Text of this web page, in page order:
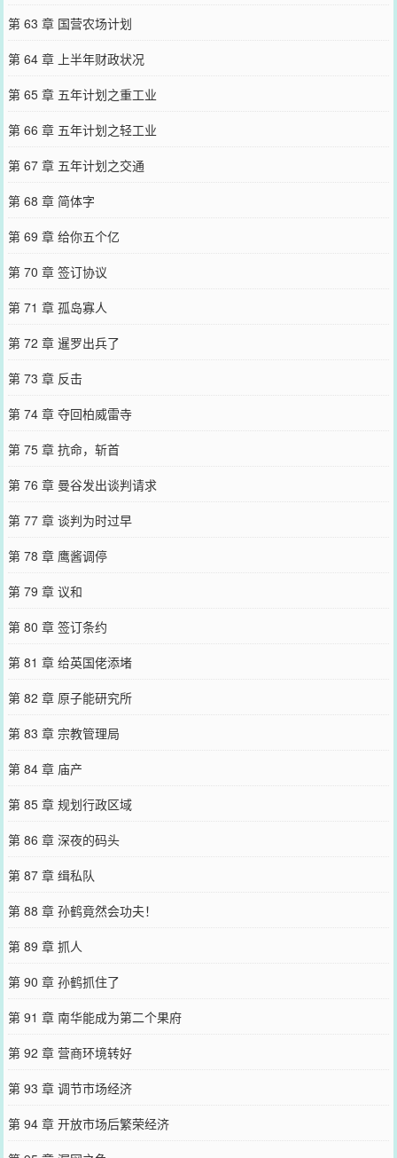
第 63 章 国营农场计划
第 64 章 上半年财政状况
第 65 章 五年计划之重工业
第 66 章 五年计划之轻工业
第 67 章 五年计划之交通
第 68 章 简体字
第 69 章 给你五个亿
第 70 章 签订协议
第 71 章 孤岛寡人
第 72 章 暹罗出兵了
第 73 章 反击
第 74 章 夺回柏威雷寺
第 75 章 抗命，斩首
第 76 章 曼谷发出谈判请求
第 77 章 谈判为时过早
第 78 章 鹰酱调停
第 79 章 议和
第 80 章 签订条约
第 81 章 给英国佬添堵
第 82 章 原子能研究所
第 83 章 宗教管理局
第 84 章 庙产
第 85 章 规划行政区域
第 86 章 深夜的码头
第 87 章 缉私队
第 88 章 孙鹤竟然会功夫！
第 89 章 抓人
第 90 章 孙鹤抓住了
第 91 章 南华能成为第二个果府
第 92 章 营商环境转好
第 93 章 调节市场经济
第 94 章 开放市场后繁荣经济